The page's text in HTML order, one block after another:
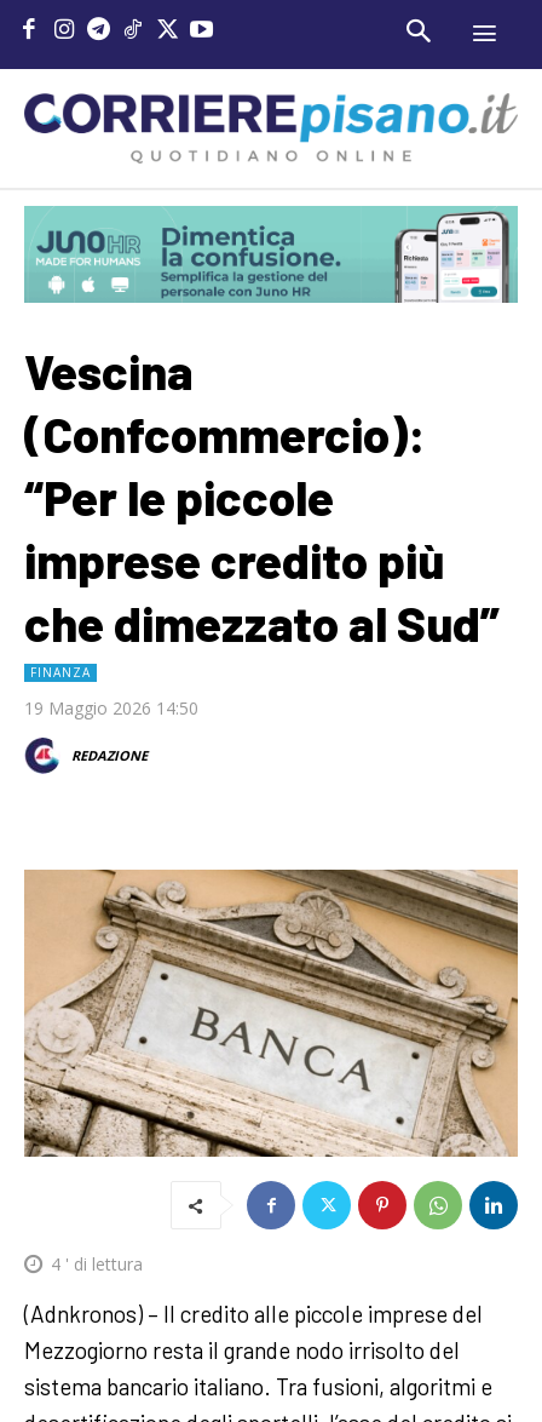
Vescina
(Confcommercio):
“Per le piccole
imprese credito più
che dimezzato al Sud”
FINANZA
19 Maggio 2026 14:50
REDAZIONE
4 ' di lettura
(Adnkronos) – ll credito alle piccole imprese del
Mezzogiorno resta il grande nodo irrisolto del
sistema bancario italiano. Tra fusioni, algoritmi e